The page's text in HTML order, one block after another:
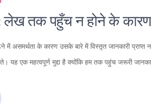
लेख तक पहुँच न होने के कारण
में असमर्थता के कारण उसके बारे में विस्तृत जानकारी
यह एक महत्वपूर्ण मुद्दा है क्योंकि हम तक पहुंच जरूरी